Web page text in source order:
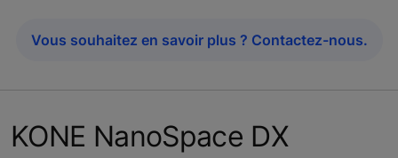
Vous souhaitez en savoir plus ? Contactez-nous.
KONE NanoSpace DX